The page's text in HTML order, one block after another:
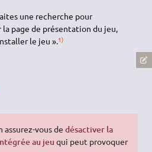
une recherche pour
la page de présentation du jeu,
le jeu ».1)
vous de désactiver la
au jeu qui peut provoquer